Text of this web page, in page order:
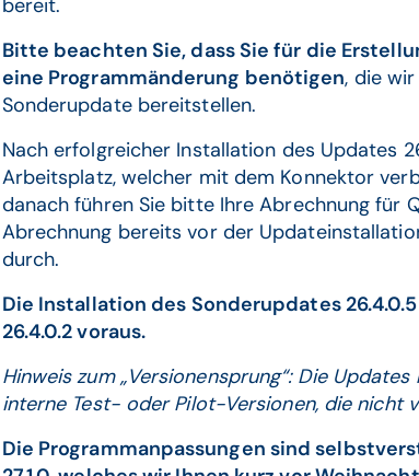
bereit.
Bitte beachten Sie, dass Sie für die
eine Programmänderung benötigen, die
Sonderupdate bereitstellen.
Nach erfolgreicher Installation des Updates
Arbeitsplatz, welcher mit dem Konnektor
danach führen Sie bitte Ihre Abrechnung für
Abrechnung bereits vor der
durch.
Die Installation des Sonderupdates
26.4.0.2 voraus.
Hinweis zum „Versionensprung“: Die
interne Test- oder Pilot-Versionen, die nicht
Die Programmanpassungen sind